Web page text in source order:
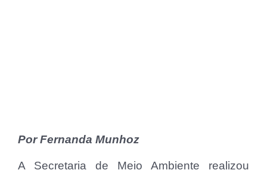
Por Fernanda Munhoz
A Secretaria de Meio Ambiente realizou